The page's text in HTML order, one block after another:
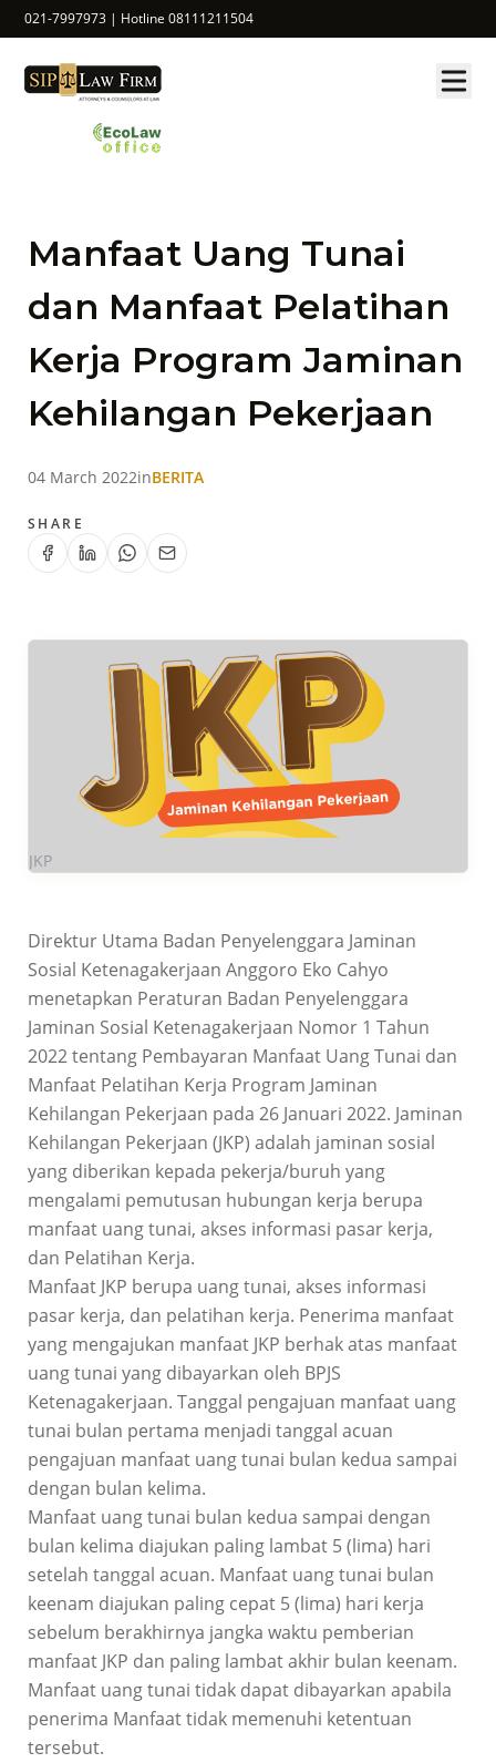
021-7997973 | Hotline 08111211504
Manfaat Uang Tunai
dan Manfaat Pelatihan
Kerja Program Jaminan
Kehilangan Pekerjaan
04 March 2022inBERITA
SHARE
JKP
Direktur Utama Badan Penyelenggara Jaminan
Sosial Ketenagakerjaan Anggoro Eko Cahyo
menetapkan Peraturan Badan Penyelenggara
Jaminan Sosial Ketenagakerjaan Nomor 1 Tahun
2022 tentang Pembayaran Manfaat Uang Tunai dan
Manfaat Pelatihan Kerja Program Jaminan
Kehilangan Pekerjaan pada 26 Januari 2022. Jaminan
Kehilangan Pekerjaan (JKP) adalah jaminan sosial
yang diberikan kepada pekerja/buruh yang
mengalami pemutusan hubungan kerja berupa
manfaat uang tunai, akses informasi pasar kerja,
dan Pelatihan Kerja.
Manfaat JKP berupa uang tunai, akses informasi
pasar kerja, dan pelatihan kerja. Penerima manfaat
yang mengajukan manfaat JKP berhak atas manfaat
uang tunai yang dibayarkan oleh BPJS
Ketenagakerjaan. Tanggal pengajuan manfaat uang
tunai bulan pertama menjadi tanggal acuan
pengajuan manfaat uang tunai bulan kedua sampai
dengan bulan kelima.
Manfaat uang tunai bulan kedua sampai dengan
bulan kelima diajukan paling lambat 5 (lima) hari
setelah tanggal acuan. Manfaat uang tunai bulan
keenam diajukan paling cepat 5 (lima) hari kerja
sebelum berakhirnya jangka waktu pemberian
manfaat JKP dan paling lambat akhir bulan keenam.
Manfaat uang tunai tidak dapat dibayarkan apabila
penerima Manfaat tidak memenuhi ketentuan
tersebut.